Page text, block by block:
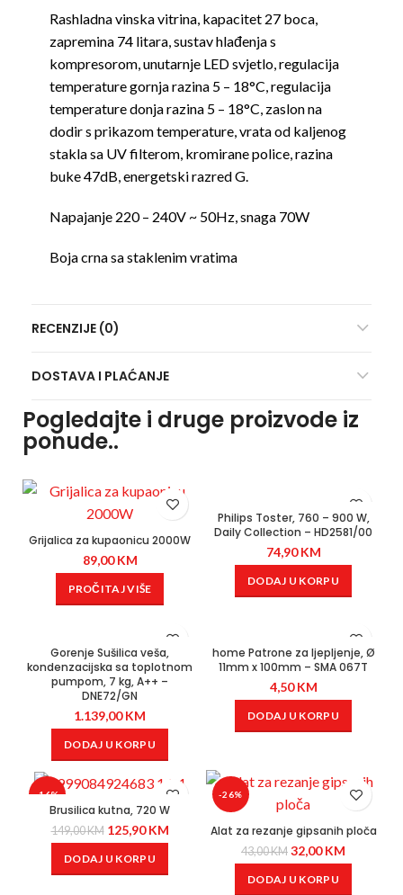
Rashladna vinska vitrina, kapacitet 27 boca,
zapremina 74 litara, sustav hlađenja s
kompresorom, unutarnje LED svjetlo, regulacija
temperature gornja razina 5 – 18°C, regulacija
temperature donja razina 5 – 18°C, zaslon na
dodir s prikazom temperature, vrata od kaljenog
stakla sa UV filterom, kromirane police, razina
buke 47dB, energetski razred G.
Napajanje 220 – 240V ~ 50Hz, snaga 70W
Boja crna sa staklenim vratima
RECENZIJE (0)
DOSTAVA I PLAĆANJE
Pogledajte i druge proizvode iz
ponude..
Grijalica za kupaonicu 2000W
89,00KM
PROČITAJ VIŠE
Philips Toster, 760 – 900 W,
Daily Collection – HD2581/00
74,90KM
DODAJ U KORPU
Gorenje Sušilica veša,
kondenzacijska sa toplotnom
pumpom, 7 kg, A++ –
DNE72/GN
1.139,00KM
DODAJ U KORPU
home Patrone za ljepljenje, Ø
11mm x 100mm – SMA 067T
4,50KM
DODAJ U KORPU
-16%
Brusilica kutna, 720 W
149,00KM 125,90KM
DODAJ U KORPU
-26%
Alat za rezanje gipsanih ploča
43,00KM 32,00KM
DODAJ U KORPU